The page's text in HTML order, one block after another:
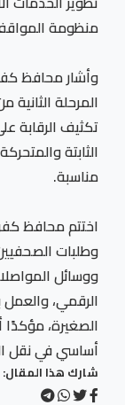
منظومة
وأشار محافظ
المرحلة
تكثيف الرقابة
الثابتة
مناسبة.
اختتم محافظ
وطلبات
ووسائل
الرقمي، والعمل
الصغيرة،
أساسي في نقل
شارك هذا المقال: